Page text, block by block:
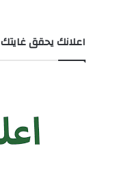
اعلانك يحقق غايتك